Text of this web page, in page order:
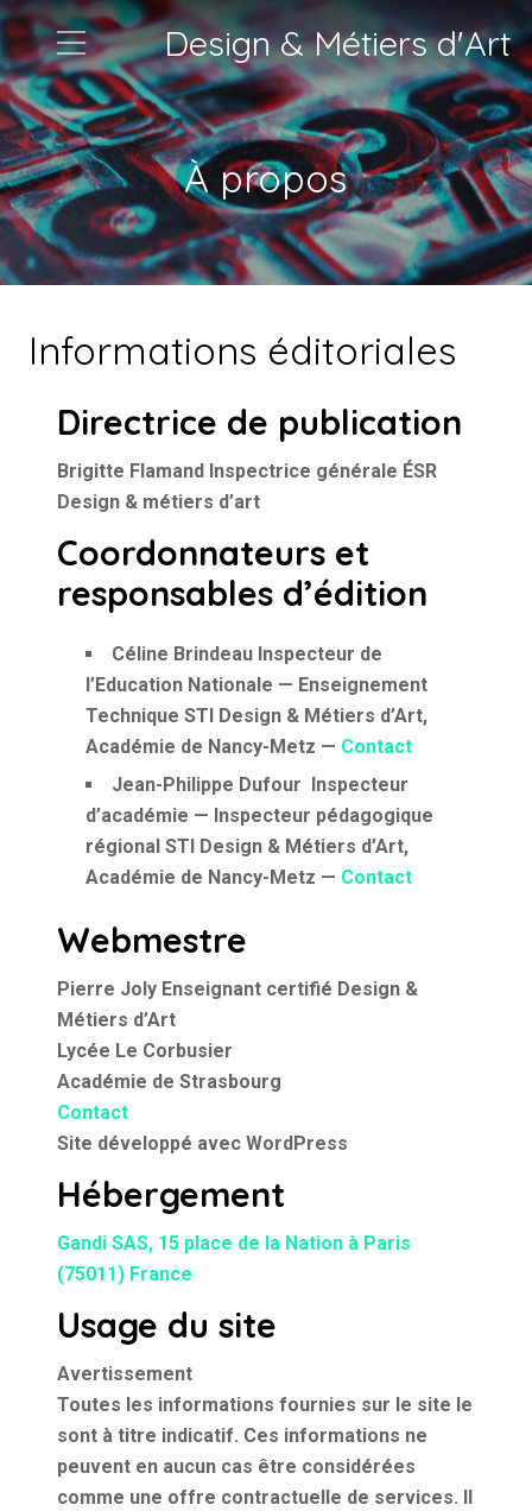
Design & Métiers d'Art
À propos
Informations éditoriales
Directrice de publication
Brigitte Flamand Inspectrice générale ÉSR
Design & métiers d’art
Coordonnateurs et
responsables d’édition
Céline Brindeau Inspecteur de
l’Education Nationale — Enseignement
Technique STI Design & Métiers d’Art,
Académie de Nancy-Metz — Contact
Jean-Philippe Dufour Inspecteur
d’académie — Inspecteur pédagogique
régional STI Design & Métiers d’Art,
Académie de Nancy-Metz — Contact
Webmestre
Pierre Joly Enseignant certifié Design &
Métiers d’Art
Lycée Le Corbusier
Académie de Strasbourg
Contact
Site développé avec WordPress
Hébergement
Gandi SAS, 15 place de la Nation à Paris
(75011) France
Usage du site
Avertissement
Toutes les informations fournies sur le site le
sont à titre indicatif. Ces informations ne
peuvent en aucun cas être considérées
comme une offre contractuelle de services. Il